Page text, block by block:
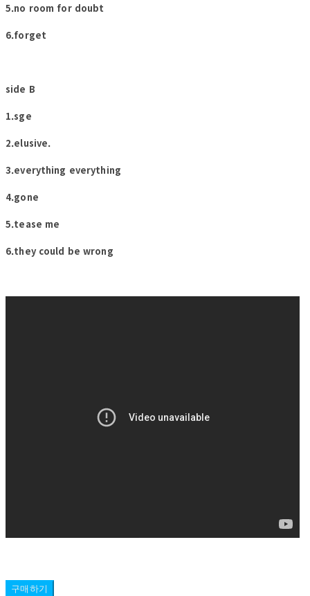
5.no room for doubt
6.forget
side B
1.sge
2.elusive.
3.everything everything
4.gone
5.tease me
6.they could be wrong
구매하기